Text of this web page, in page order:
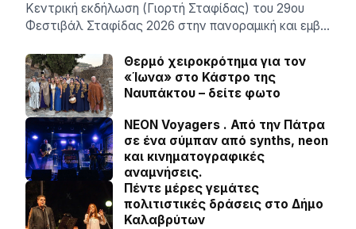
Κεντρική εκδήλωση (Γιορτή Σταφίδας) του 29ου
Φεστιβάλ Σταφίδας 2026 στην πανοραμική και εμβ…
Θερμό χειροκρότημα για τον
«Ίωνα» στο Κάστρο της
Ναυπάκτου – δείτε φωτο
NEON Voyagers . Από την Πάτρα
σε ένα σύμπαν από synths, neon
και κινηματογραφικές
αναμνήσεις.
Πέντε μέρες γεμάτες
πολιτιστικές δράσεις στο Δήμο
Καλαβρύτων